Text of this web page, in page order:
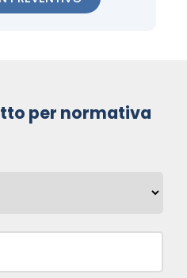
per normativa